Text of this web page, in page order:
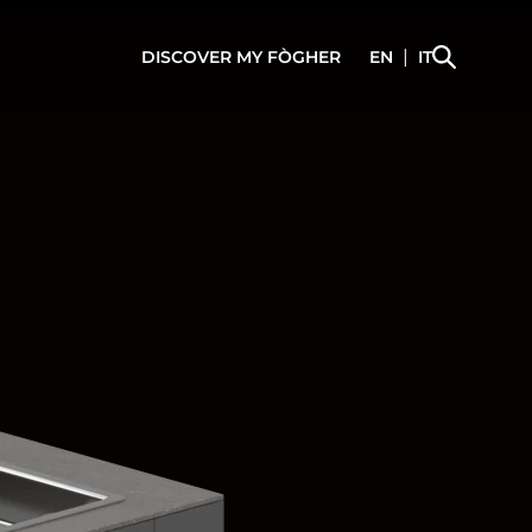
DISCOVER MY FÒGHER EN | IT